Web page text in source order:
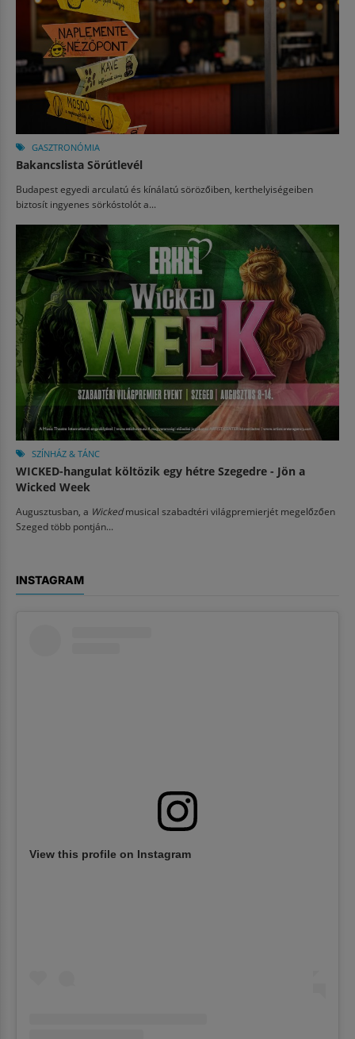
GASZTRONÓMIA
Bakancslista Sörútlevél
Budapest egyedi arculatú és kínálatú sörözőiben, kerthelyiségeiben
biztosít ingyenes sörkóstolót a...
SZÍNHÁZ & TÁNC
WICKED-hangulat költözik egy hétre Szegedre - Jön a
Wicked Week
Augusztusban, a Wickedmusical szabadtéri világpremierjét megelőzően
Szeged több pontján...
INSTAGRAM
View this profile on Instagram